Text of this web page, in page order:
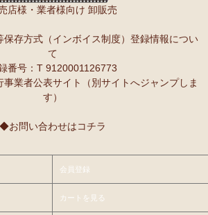
店様・業者様向け 卸販売
存方式（インボイス制度）登録情報につい
て
番号：T 9120001126773
事業者公表サイト（別サイトへジャンプしま
す）
◆お問い合わせはコチラ
会員登録
カートを見る